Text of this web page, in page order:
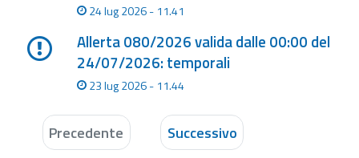
24 lug 2026 - 11.41
Allerta 080/2026 valida dalle 00:00 del
24/07/2026: temporali
23 lug 2026 - 11.44
Precedente Successivo